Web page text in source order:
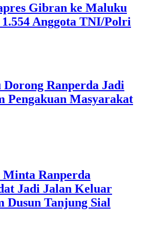
Gibran ke Maluku
Anggota TNI/Polri
Ranperda Jadi
Pengakuan Masyarakat
Ranperda
Jadi Jalan Keluar
Dusun Tanjung Sial